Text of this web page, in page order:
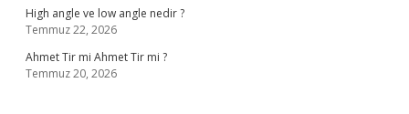
High angle ve low angle nedir ?
Temmuz 22, 2026
Ahmet Tir mi Ahmet Tir mi ?
Temmuz 20, 2026